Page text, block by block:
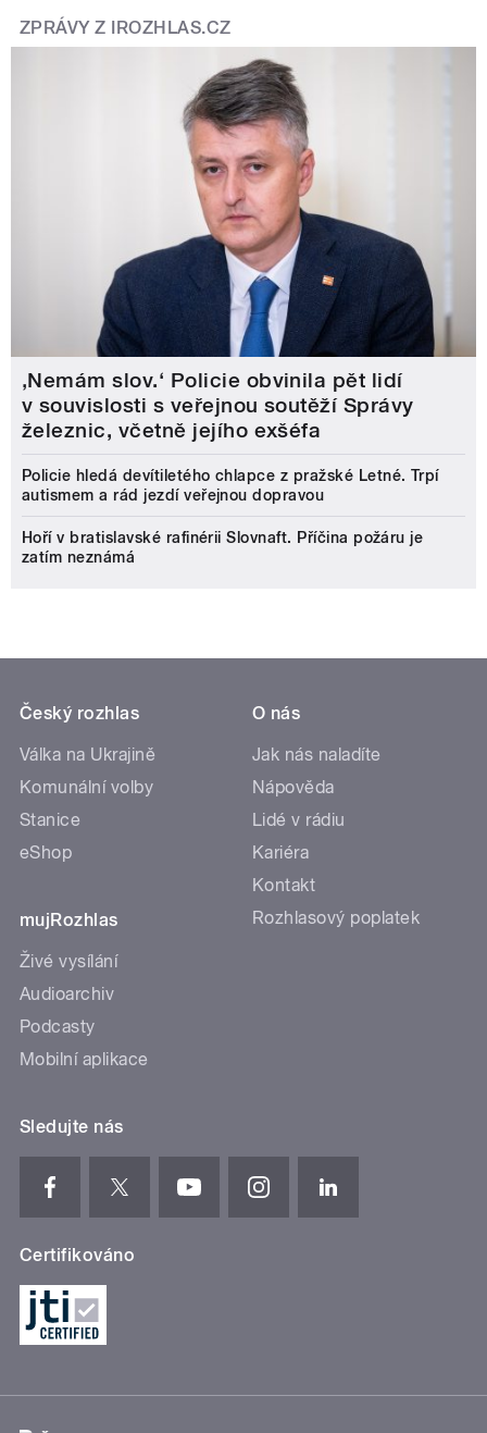
ZPRÁVY Z IROZHLAS.CZ
‚Nemám slov.‘ Policie obvinila pět lidí
v souvislosti s veřejnou soutěží Správy
železnic, včetně jejího exšéfa
Policie hledá devítiletého chlapce z pražské Letné. Trpí
autismem a rád jezdí veřejnou dopravou
Hoří v bratislavské rafinérii Slovnaft. Příčina požáru je
zatím neznámá
Český rozhlas
Válka na Ukrajině
Komunální volby
Stanice
eShop
mujRozhlas
Živé vysílání
Audioarchiv
Podcasty
Mobilní aplikace
O nás
Jak nás naladíte
Nápověda
Lidé v rádiu
Kariéra
Kontakt
Rozhlasový poplatek
Sledujte nás
Certifikováno